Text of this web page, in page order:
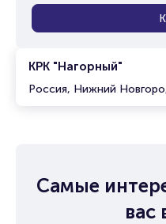
КРК "Нагорный"
Россия, Нижний
Самые
вас